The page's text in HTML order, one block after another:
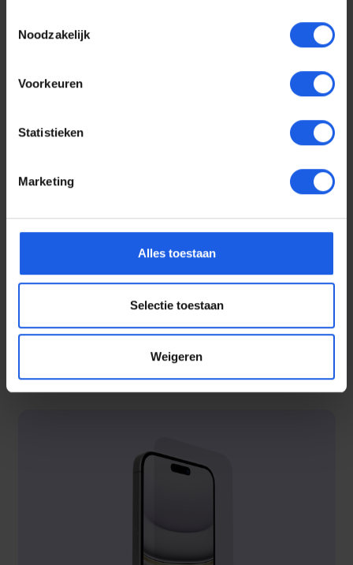
Noodzakelijk
Voorkeuren
Statistieken
Marketing
Alles toestaan
Selectie toestaan
Weigeren
Voor elke telefoon een
oortje